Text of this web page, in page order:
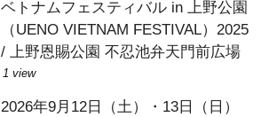
ベトナムフェスティバル in 上野公園
（UENO VIETNAM FESTIVAL）2025
/ 上野恩賜公園 不忍池弁天門前広場
1 view
2026年9月12日（土）・13日（日）